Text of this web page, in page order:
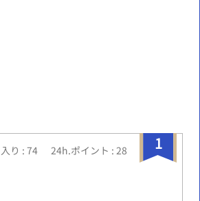
1
り : 74 24h.ポイント : 28